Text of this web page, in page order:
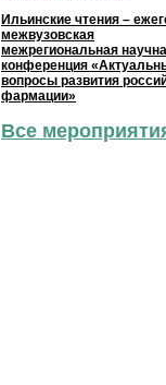
Ильинские чтения –
межвузовская
межрегиональная
конференция
вопросы развития
фармации»
Все